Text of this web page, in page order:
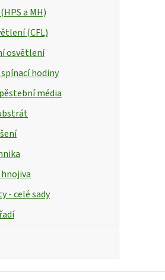
a MH)
(CFL)
osvětlení
hodiny
média
- celé sady